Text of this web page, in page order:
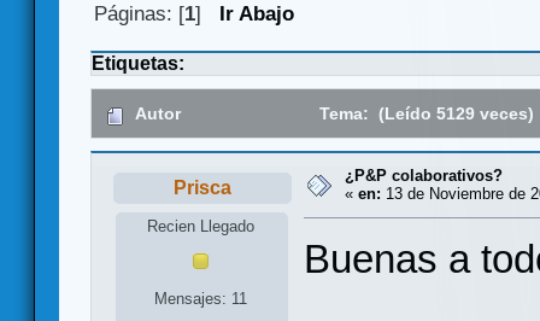
Páginas: [1] Ir Abajo
Etiquetas:
Autor Tema: (Leído 5129 veces)
Prisca
Recien Llegado
Mensajes: 11
¿P&P colaborativos?
« en: 13 de Noviembre de
Buenas a